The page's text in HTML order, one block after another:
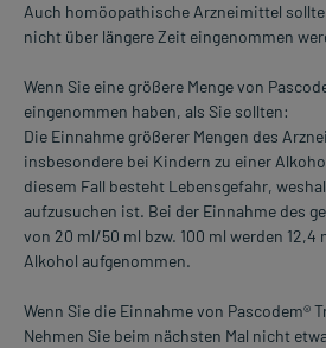
Auch homöopathische Arzneimittel
nicht über längere Zeit eingenommen
Wenn Sie eine größere Menge von
eingenommen haben, als Sie sollten:
Die Einnahme größerer Mengen des
insbesondere bei Kindern zu einer
diesem Fall besteht Lebensgefahr,
aufzusuchen ist. Bei der Einnahme des
von 20 ml/50 ml bzw. 100 ml werden 12,4
Alkohol aufgenommen.
Wenn Sie die Einnahme von Pascodem®
Nehmen Sie beim nächsten Mal nicht